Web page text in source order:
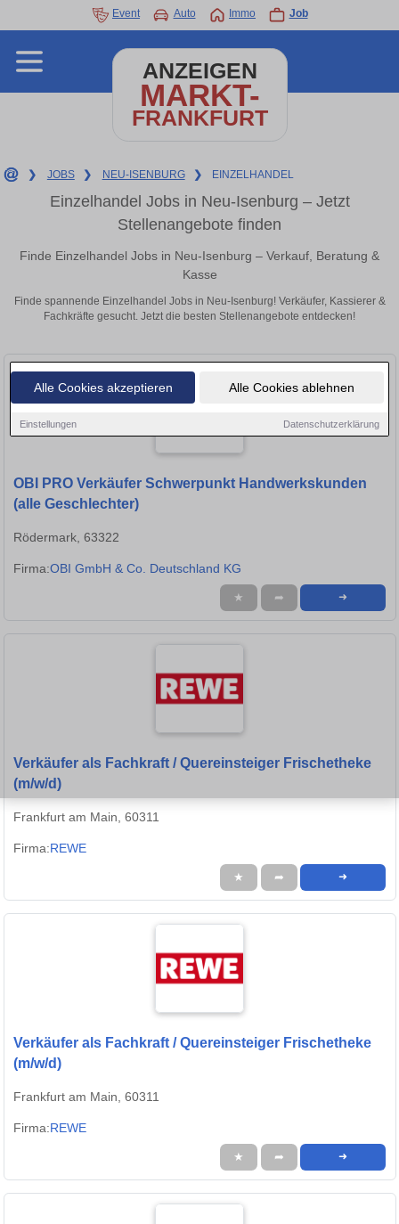
Alle Cookies akzeptieren Alle Cookies ablehnen
Einstellungen Datenschutzerklärung
Event Auto Immo Job
ANZEIGEN
MARKT-
FRANKFURT
❯ JOBS ❯ NEU-ISENBURG ❯ EINZELHANDEL
Einzelhandel Jobs in Neu-Isenburg – Jetzt
Stellenangebote finden
Finde Einzelhandel Jobs in Neu-Isenburg – Verkauf, Beratung &
Kasse
Finde spannende Einzelhandel Jobs in Neu-Isenburg! Verkäufer, Kassierer &
Fachkräfte gesucht. Jetzt die besten Stellenangebote entdecken!
OBI PRO Verkäufer Schwerpunkt Handwerkskunden
(alle Geschlechter)
Rödermark, 63322
Firma:OBI GmbH & Co. Deutschland KG
★ ➦ ➜
Verkäufer als Fachkraft / Quereinsteiger Frischetheke
(m/w/d)
Frankfurt am Main, 60311
Firma:REWE
★ ➦ ➜
Verkäufer als Fachkraft / Quereinsteiger Frischetheke
(m/w/d)
Frankfurt am Main, 60311
Firma:REWE
★ ➦ ➜